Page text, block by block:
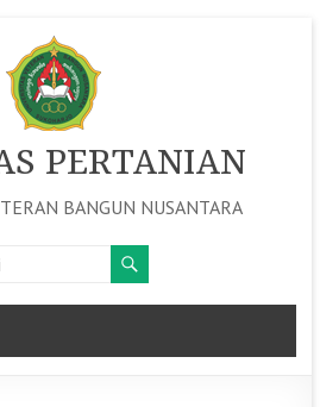
PERTANIAN
BANGUN NUSANTARA